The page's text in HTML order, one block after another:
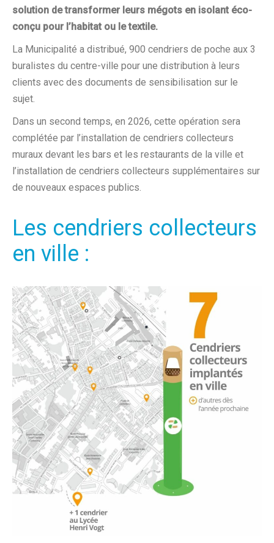
solution de transformer leurs mégots en isolant éco-
conçu pour l’habitat ou le textile.
La Municipalité a distribué, 900 cendriers de poche aux 3
buralistes du centre-ville pour une distribution à leurs
clients avec des documents de sensibilisation sur le
sujet.
Dans un second temps, en 2026, cette opération sera
complétée par l’installation de cendriers collecteurs
muraux devant les bars et les restaurants de la ville et
l’installation de cendriers collecteurs supplémentaires sur
de nouveaux espaces publics.
Les cendriers collecteurs
en ville :